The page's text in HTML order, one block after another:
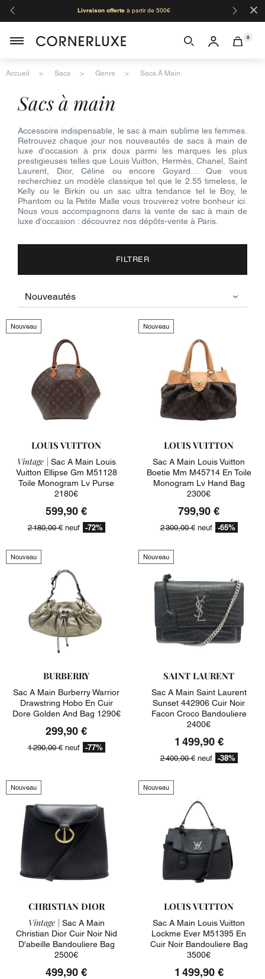
Livraison offerteà partir de 500€ ×
0
Accueil Sacs Genre Sacs À Main
sacs à main
Accessoire indispensable, le sac à main sublime les femmes.
Retrouvez chaque jour nos nouveautés de sacs à main de
luxe d'occasion à prix doux parmi les marques les plus
prestigieuses telles que Louis Vuitton, Hermès, Chanel, Saint
Laurent, Dior, Céline ou encore Goyard… Que vous
recherchiez un modèle classique tel que le 2.55 timeless, le
Kelly ou le Birkin ou un sac ultra tendance tel le Boy, le
Phantom ou la Petite Malle vous trouverez votre bonheur ici.
Nous vous accompagnons dans la vente de sac à main de
luxe d'occasion : découvrez nos dépôts-vente à Paris.
FILTRER
Nouveau
LOUIS VUITTON
Vintage | Sac A Main Louis
Vuitton Ellipse Gm M51128
Toile Monogram Lv Purse
2180€
599,90 €
2 180,00 €neuf -72%
Nouveau
LOUIS VUITTON
Sac A Main Louis Vuitton
Boetie Mm M45714 En Toile
Monogram Lv Hand Bag
2300€
799,90 €
2 300,00 €neuf -65%
Nouveau
BURBERRY
Sac A Main Burberry Warrior
Drawstring Hobo En Cuir
Dore Golden And Bag 1290€
299,90 €
1 290,00 €neuf -77%
Nouveau
SAINT LAURENT
Sac A Main Saint Laurent
Sunset 442906 Cuir Noir
Facon Croco Bandouliere
2400€
1 499,90 €
2 400,00 €neuf -38%
Nouveau
CHRISTIAN DIOR
Vintage | Sac A Main
Christian Dior Cuir Noir Nid
D'abeille Bandouliere Bag
2500€
499,90 €
Nouveau
LOUIS VUITTON
Sac A Main Louis Vuitton
Lockme Ever M51395 En
Cuir Noir Bandouliere Bag
3500€
1 499,90 €